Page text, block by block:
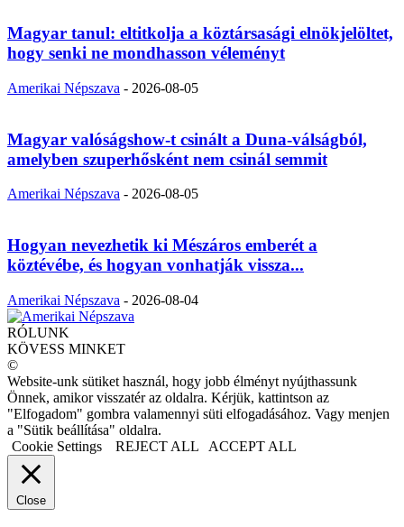
Magyar tanul: eltitkolja a köztársasági elnökjelöltet,
hogy senki ne mondhasson véleményt
Amerikai Népszava - 2026-08-05
Magyar valóságshow-t csinált a Duna-válságból,
amelyben szuperhősként nem csinál semmit
Amerikai Népszava - 2026-08-05
Hogyan nevezhetik ki Mészáros emberét a
köztévébe, és hogyan vonhatják vissza...
Amerikai Népszava - 2026-08-04
RÓLUNK
KÖVESS MINKET
©
Website-unk sütiket használ, hogy jobb élményt nyújthassunk
Önnek, amikor visszatér az oldalra. Kérjük, kattintson az
"Elfogadom" gombra valamennyi süti elfogadásához. Vagy menjen
a "Sütik beállítása" oldalra.
Cookie Settings
REJECT ALL ACCEPT ALL
Close